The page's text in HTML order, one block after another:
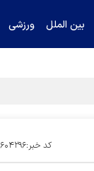
بین الملل ورزشی
کد خبر:۶۰۴۲۹۶